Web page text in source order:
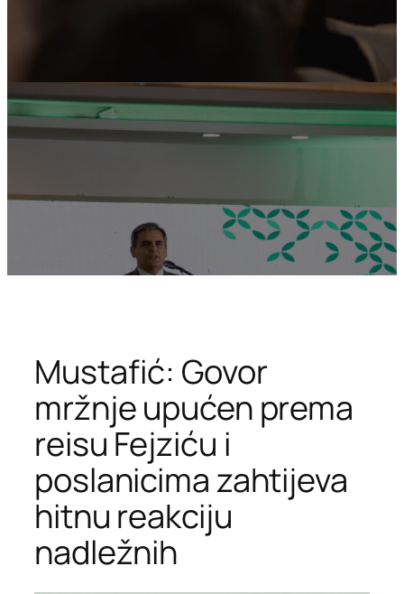
Mustafić: Govor
mržnje upućen prema
reisu Fejziću i
poslanicima zahtijeva
hitnu reakciju
nadležnih